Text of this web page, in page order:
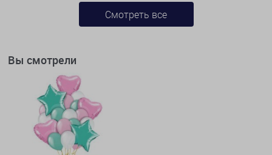
Смотреть все
Вы смотрели